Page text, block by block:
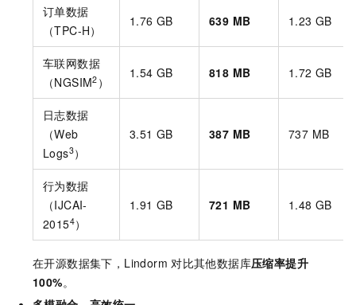
订单数据
（TPC-H）
1.76 GB 639 MB 1.23 GB
车联网数据
（NGSIM2 ）
1.54 GB 818 MB 1.72 GB
日志数据
（Web
Logs3）
3.51 GB 387 MB 737 MB
行为数据
（IJCAI-
20154）
1.91 GB 721 MB 1.48 GB
在开源数据集下，Lindorm 对比其他数据库压缩率提升
100%。